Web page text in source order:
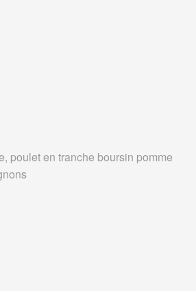
poulet en tranche boursin pomme